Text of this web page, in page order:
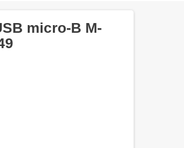
micro-B M-